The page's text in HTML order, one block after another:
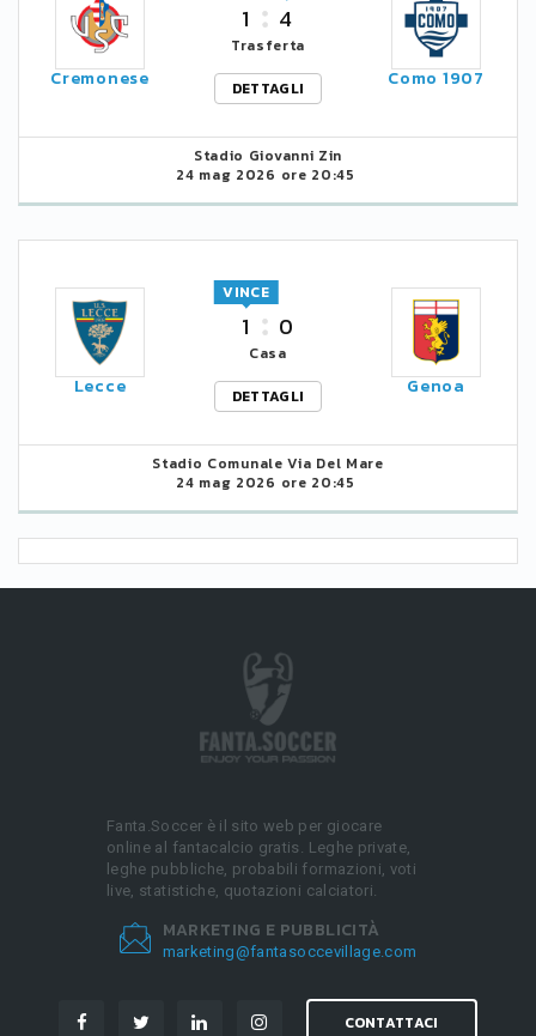
Cremonese
1 4
Trasferta
DETTAGLI
Como 1907
Stadio Giovanni Zin
24 mag 2026 ore 20:45
Lecce
1
VINCE
0
Casa
DETTAGLI
Genoa
Stadio Comunale Via Del Mare
24 mag 2026 ore 20:45
Fanta.Soccer è il sito web per giocare
online al fantacalcio gratis. Leghe private,
leghe pubbliche, probabili formazioni, voti
live, statistiche, quotazioni calciatori.
MARKETING E PUBBLICITÀ
marketing@fantasoccevillage.com
CONTATTACI